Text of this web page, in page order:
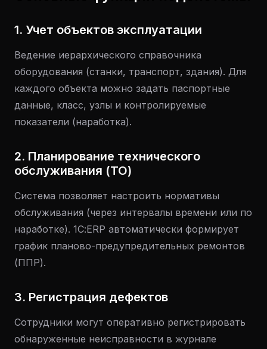
1. Учет объектов эксплуатации
Ведение иерархического справочника
оборудования (станки, транспорт, здания). Для
каждого объекта можно задать паспортные
данные, класс, узлы и контролируемые
показатели (наработка).
2. Планирование технического
обслуживания (ТО)
Система позволяет настроить нормативы
обслуживания (через интервалы времени или по
наработке). 1С:ERP автоматически формирует
график планово-предупредительных ремонтов
(ППР).
3. Регистрация дефектов
Сотрудники могут оперативно регистрировать
обнаруженные неисправности в журнале